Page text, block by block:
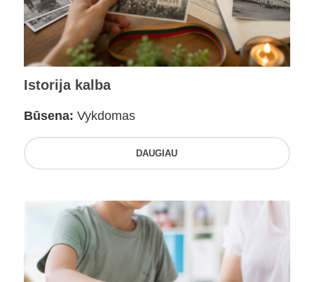
Istorija kalba
Būsena: Vykdomas
DAUGIAU